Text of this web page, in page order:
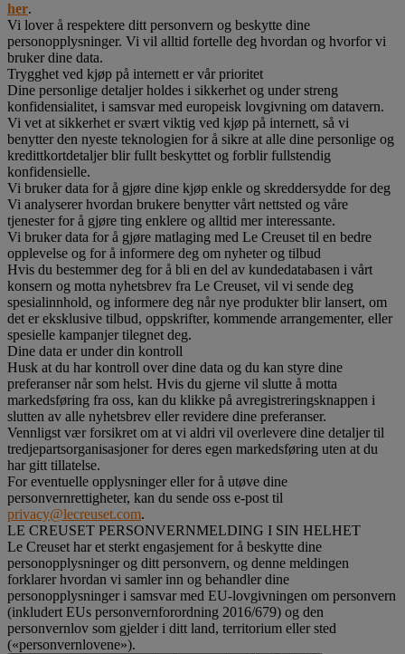
her.
Vi lover å respektere ditt personvern og beskytte dine
personopplysninger. Vi vil alltid fortelle deg hvordan og hvorfor vi
bruker dine data.
Trygghet ved kjøp på internett er vår prioritet
Dine personlige detaljer holdes i sikkerhet og under streng
konfidensialitet, i samsvar med europeisk lovgivning om datavern.
Vi vet at sikkerhet er svært viktig ved kjøp på internett, så vi
benytter den nyeste teknologien for å sikre at alle dine personlige og
kredittkortdetaljer blir fullt beskyttet og forblir fullstendig
konfidensielle.
Vi bruker data for å gjøre dine kjøp enkle og skreddersydde for deg
Vi analyserer hvordan brukere benytter vårt nettsted og våre
tjenester for å gjøre ting enklere og alltid mer interessante.
Vi bruker data for å gjøre matlaging med Le Creuset til en bedre
opplevelse og for å informere deg om nyheter og tilbud
Hvis du bestemmer deg for å bli en del av kundedatabasen i vårt
konsern og motta nyhetsbrev fra Le Creuset, vil vi sende deg
spesialinnhold, og informere deg når nye produkter blir lansert, om
det er eksklusive tilbud, oppskrifter, kommende arrangementer, eller
spesielle kampanjer tilegnet deg.
Dine data er under din kontroll
Husk at du har kontroll over dine data og du kan styre dine
preferanser når som helst. Hvis du gjerne vil slutte å motta
markedsføring fra oss, kan du klikke på avregistreringsknappen i
slutten av alle nyhetsbrev eller revidere dine preferanser.
Vennligst vær forsikret om at vi aldri vil overlevere dine detaljer til
tredjepartsorganisasjoner for deres egen markedsføring uten at du
har gitt tillatelse.
For eventuelle opplysninger eller for å utøve dine
personvernrettigheter, kan du sende oss e-post til
privacy@lecreuset.com.
LE CREUSET PERSONVERNMELDING I SIN HELHET
Le Creuset har et sterkt engasjement for å beskytte dine
personopplysninger og ditt personvern, og denne meldingen
forklarer hvordan vi samler inn og behandler dine
personopplysninger i samsvar med EU-lovgivningen om personvern
(inkludert EUs personvernforordning 2016/679) og den
personvernlov som gjelder i ditt land, territorium eller sted
(«personvernlovene»).